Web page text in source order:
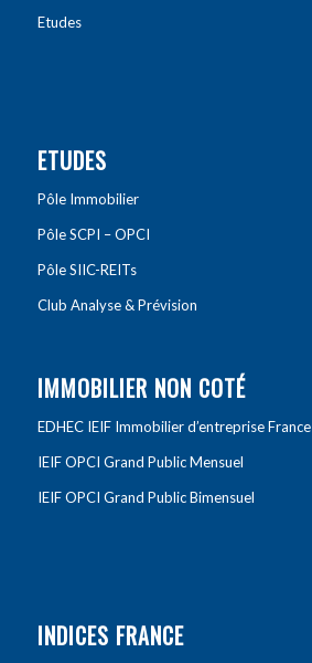
Etudes
ETUDES
Pôle Immobilier
Pôle SCPI – OPCI
Pôle SIIC-REITs
Club Analyse & Prévision
IMMOBILIER NON COTÉ
EDHEC IEIF Immobilier d’entreprise France
IEIF OPCI Grand Public Mensuel
IEIF OPCI Grand Public Bimensuel
INDICES FRANCE